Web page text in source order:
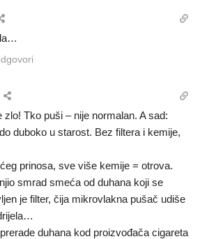
zlo! Tko puši – nije normalan. A sad:
duboko u starost. Bez filtera i kemije,
prinosa, sve više kemije = otrova.
smrad smeća od duhana koji se
je filter, čija mikrovlakna pušač udiše
duhana kod proizvođača cigareta